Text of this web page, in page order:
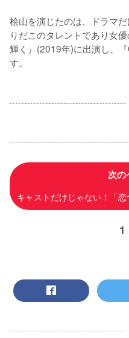
桧山を演じたのは、ドラマ
りだこのタレントであり女
輝く』(2019年)に出演し、
す。
次の
キャストだけじゃない！「
1